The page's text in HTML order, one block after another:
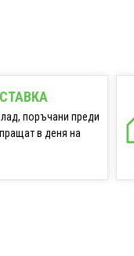
поръчани преди
в деня на